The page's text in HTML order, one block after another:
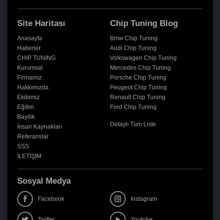
Site Haritası
Anasayfa
Haberler
CHIP TUNING
Kurumsal
Firmamız
Hakkımızda
Ekibimiz
Eğitim
Bayilik
İnsan Kaynakları
Referanslar
SSS
İLETİŞİM
Chip Tuning Blog
Bmw Chip Tuning
Audi Chip Tuning
Volkswagen Chip Tuning
Mercedes Chip Tuning
Porsche Chip Tuning
Peugeot Chip Tuning
Renault Chip Tuning
Ford Chip Tuning
Detaylı Tüm Liste
Sosyal Medya
Facebook Instagram